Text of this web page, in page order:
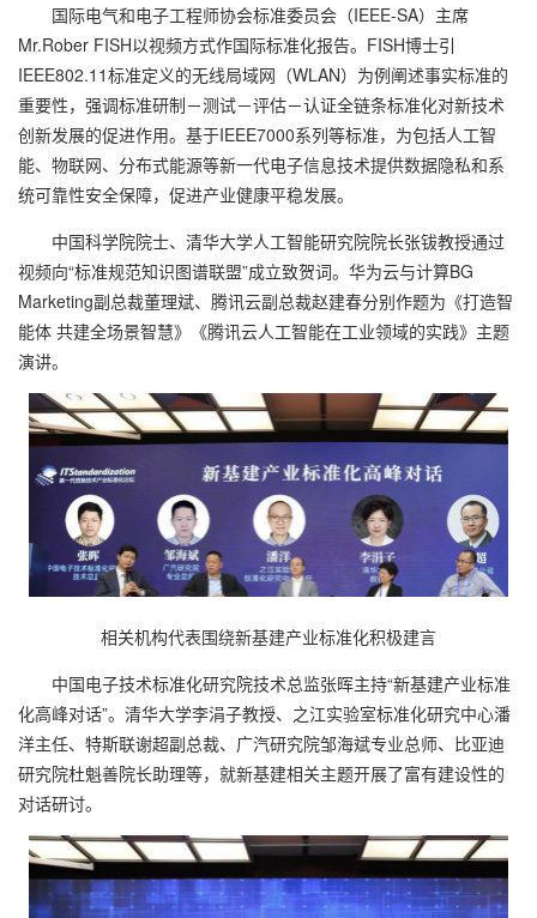
国际电气和电子工程师协会标准委员会（IEEE-SA）主席
Mr.Rober FISH以视频方式作国际标准化报告。FISH博士引
IEEE802.11标准定义的无线局域网（WLAN）为例阐述事实标准的
重要性，强调标准研制－测试－评估－认证全链条标准化对新技术
创新发展的促进作用。基于IEEE7000系列等标准，为包括人工智
能、物联网、分布式能源等新一代电子信息技术提供数据隐私和系
统可靠性安全保障，促进产业健康平稳发展。
中国科学院院士、清华大学人工智能研究院院长张钹教授通过
视频向“标准规范知识图谱联盟”成立致贺词。华为云与计算BG
Marketing副总裁董理斌、腾讯云副总裁赵建春分别作题为《打造智
能体 共建全场景智慧》《腾讯云人工智能在工业领域的实践》主题
演讲。
相关机构代表围绕新基建产业标准化积极建言
中国电子技术标准化研究院技术总监张晖主持“新基建产业标准
化高峰对话”。清华大学李涓子教授、之江实验室标准化研究中心潘
洋主任、特斯联谢超副总裁、广汽研究院邹海斌专业总师、比亚迪
研究院杜魁善院长助理等，就新基建相关主题开展了富有建设性的
对话研讨。